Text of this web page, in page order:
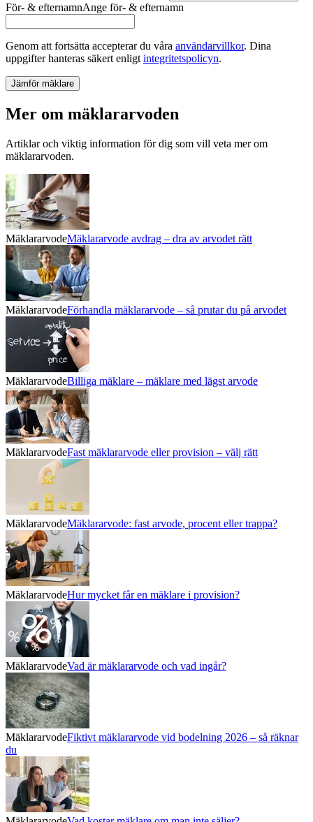
För- & efternamnAnge för- & efternamn
Genom att fortsätta accepterar du våra användarvillkor. Dina
uppgifter hanteras säkert enligt integritetspolicyn.
Jämför mäklare
Mer om mäklararvoden
Artiklar och viktig information för dig som vill veta mer om
mäklararvoden.
MäklararvodeMäklararvode avdrag – dra av arvodet rätt
MäklararvodeFörhandla mäklararvode – så prutar du på arvodet
MäklararvodeBilliga mäklare – mäklare med lägst arvode
MäklararvodeFast mäklararvode eller provision – välj rätt
MäklararvodeMäklararvode: fast arvode, procent eller trappa?
MäklararvodeHur mycket får en mäklare i provision?
MäklararvodeVad är mäklararvode och vad ingår?
MäklararvodeFiktivt mäklararvode vid bodelning 2026 – så räknar
du